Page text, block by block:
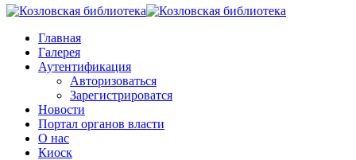
Главная
Галерея
Аутентификация
Авторизоваться
Зарегистрироватся
Новости
Портал органов власти
О нас
Киоск